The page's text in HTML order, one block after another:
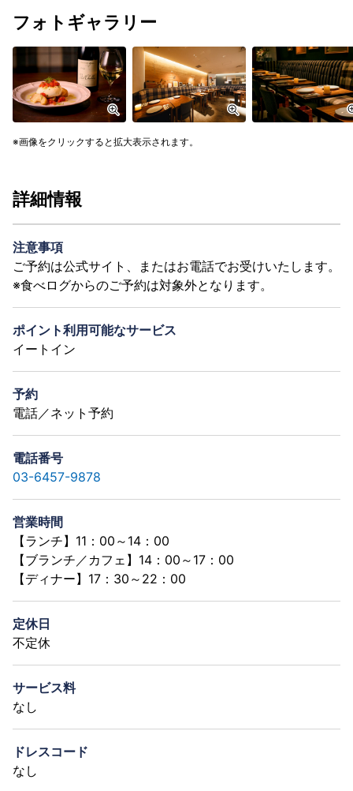
フォトギャラリー
画像をクリックすると拡大表示されます。
詳細情報
注意事項
ご予約は公式サイト、またはお電話でお受けいたします。
※食べログからのご予約は対象外となります。
ポイント利用可能なサービス
イートイン
予約
電話／ネット予約
電話番号
03-6457-9878
営業時間
【ランチ】11：00～14：00
【ブランチ／カフェ】14：00～17：00
【ディナー】17：30～22：00
定休日
不定休
サービス料
なし
ドレスコード
なし